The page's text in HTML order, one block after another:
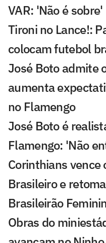
VAR: 'Não é sobre'
Tironi no Lance!:
colocam futebol
José Boto admite
aumenta
no Flamengo
José Boto é
Flamengo: 'Não
Corinthians vence
Brasileiro e
Brasileirão
Obras do